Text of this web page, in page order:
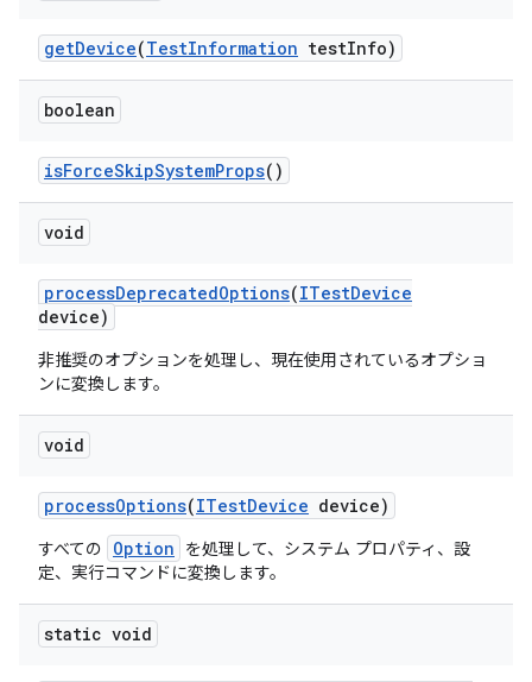
getDevice(TestInformation testInfo)
boolean
isForceSkipSystemProps()
void
processDeprecatedOptions(ITestDevice
device)
非推奨のオプションを処理し、現在使用されているオプショ
ンに変換します。
void
processOptions(ITestDevice device)
すべての Option
を処理して、システム プロパティ、設
定、実行コマンドに変換します。
static void